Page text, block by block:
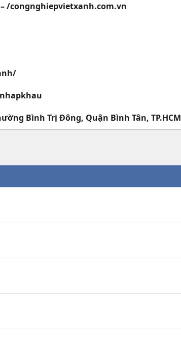
/congnghiepvietxanh.com.vn
Bình Trị Đông, Quận Bình Tân, TP.HCM